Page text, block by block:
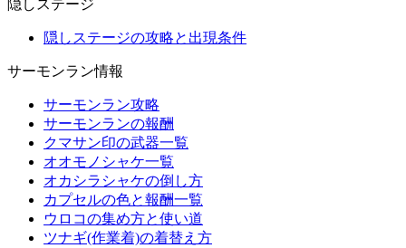
隠しステージ
隠しステージの攻略と出現条件
サーモンラン情報
サーモンラン攻略
サーモンランの報酬
クマサン印の武器一覧
オオモノシャケ一覧
オカシラシャケの倒し方
カプセルの色と報酬一覧
ウロコの集め方と使い道
ツナギ(作業着)の着替え方